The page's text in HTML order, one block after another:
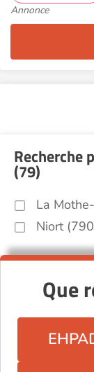
Annonce
Recherche
(79)
La
Niort
Que